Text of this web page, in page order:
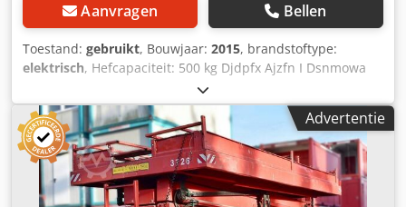
Aanvragen Bellen
Toestand: gebruikt, Bouwjaar: 2015, brandstoftype:
elektrisch, Hefcapaciteit: 500 kg Djdpfx Ajzfn I Dsnmowa
Neem contact op met het gebruikte apparatuurcentrum
voor meer informatie.
Advertentie